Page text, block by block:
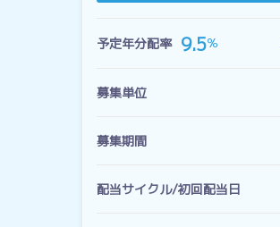
予定年分配率 9.5％
募集単位
募集期間
配当サイクル/初回配当日